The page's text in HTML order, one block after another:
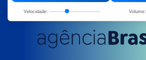
Velocidade: Volume: